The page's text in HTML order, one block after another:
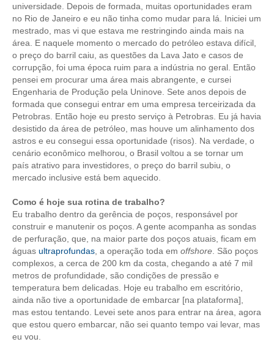
SEESP NOTÍCIAS
NOTÍCIAS NO WHATSAPP
FOTOS
PUBLICAÇÕES
PUBLICIDADE
MANUAL DE REDAÇÃO
RELEASES
CONTATO
CADASTRO
ASSOCIE-SE
ATUALIZAÇÃO CADASTRAL
NÚCLEO JOVEM
universidade. Depois de formada, muitas oportunidades eram
no Rio de Janeiro e eu não tinha como mudar para lá. Iniciei um
mestrado, mas vi que estava me restringindo ainda mais na
área. E naquele momento o mercado do petróleo estava difícil,
o preço do barril caiu, as questões da Lava Jato e casos de
corrupção, foi uma época ruim para a indústria no geral. Então
pensei em procurar uma área mais abrangente, e cursei
Engenharia de Produção pela Uninove. Sete anos depois de
formada que consegui entrar em uma empresa terceirizada da
Petrobras. Então hoje eu presto serviço à Petrobras. Eu já havia
desistido da área de petróleo, mas houve um alinhamento dos
astros e eu consegui essa oportunidade (risos). Na verdade, o
cenário econômico melhorou, o Brasil voltou a se tornar um
país atrativo para investidores, o preço do barril subiu, o
mercado inclusive está bem aquecido.
Como é hoje sua rotina de trabalho?
Eu trabalho dentro da gerência de poços, responsável por
construir e manutenir os poços. A gente acompanha as sondas
de perfuração, que, na maior parte dos poços atuais, ficam em
águas ultraprofundas, a operação toda em offshore. São poços
complexos, a cerca de 200 km da costa, chegando a até 7 mil
metros de profundidade, são condições de pressão e
temperatura bem delicadas. Hoje eu trabalho em escritório,
ainda não tive a oportunidade de embarcar [na plataforma],
mas estou tentando. Levei sete anos para entrar na área, agora
que estou quero embarcar, não sei quanto tempo vai levar, mas
eu vou.